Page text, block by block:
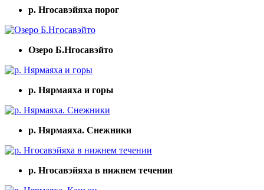
р. Нгосавэйяха порог
Озеро Б.Нгосавэйто
р. Нярмаяха и горы
р. Нярмаяха. Снежники
р. Нгосавэйяха в нижнем течении